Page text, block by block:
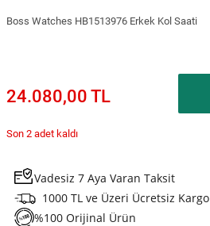
Boss Watches HB1513976 Erkek Kol Saati
24.080,00 TL
Son 2 adet kaldı
Vadesiz 7 Aya Varan Taksit
1000 TL ve Üzeri Ücretsiz Kargo
%100 Orijinal Ürün